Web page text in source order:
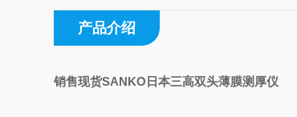
产品介绍
销售现货SANKO日本三高双头薄膜测厚仪